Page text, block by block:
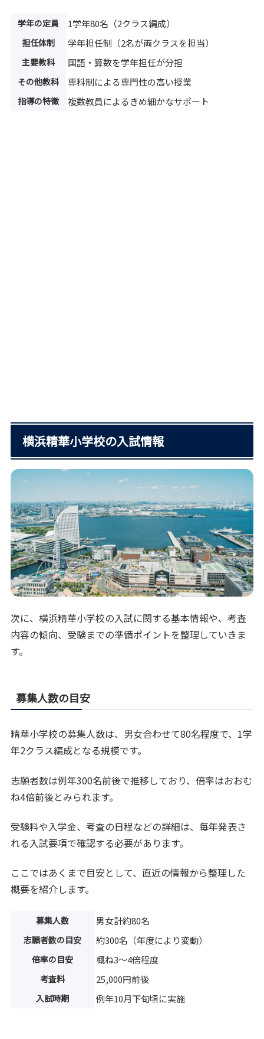
学年の定員 1学年80名（2クラス編成）
担任体制 学年担任制（2名が両クラスを担当）
主要教科 国語・算数を学年担任が分担
その他教科 専科制による専門性の高い授業
指導の特徴 複数教員によるきめ細かなサポート
横浜精華小学校の入試情報
次に、横浜精華小学校の入試に関する基本情報や、考査
内容の傾向、受験までの準備ポイントを整理していきま
す。
募集人数の目安
精華小学校の募集人数は、男女合わせて80名程度で、1学
年2クラス編成となる規模です。
志願者数は例年300名前後で推移しており、倍率はおおむ
ね4倍前後とみられます。
受験料や入学金、考査の日程などの詳細は、毎年発表さ
れる入試要項で確認する必要があります。
ここではあくまで目安として、直近の情報から整理した
概要を紹介します。
募集人数 男女計約80名
志願者数の目安 約300名（年度により変動）
倍率の目安 概ね3〜4倍程度
考査料 25,000円前後
入試時期 例年10月下旬頃に実施